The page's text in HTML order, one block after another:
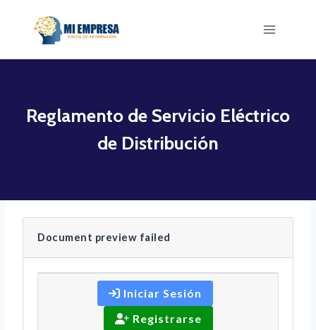
Reglamento de Servicio Eléctrico
de Distribución
Document preview failed
Iniciar Sesión
Registrarse